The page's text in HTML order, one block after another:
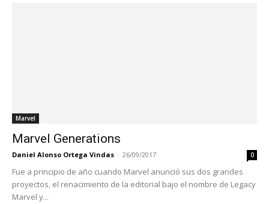
Marvel
Marvel Generations
Daniel Alonso Ortega Vindas - 26/09/2017 0
Fue a principio de año cuando Marvel anunció sus dos grandes
proyectos, el renacimiento de la editorial bajo el nombre de Legacy
Marvel y...